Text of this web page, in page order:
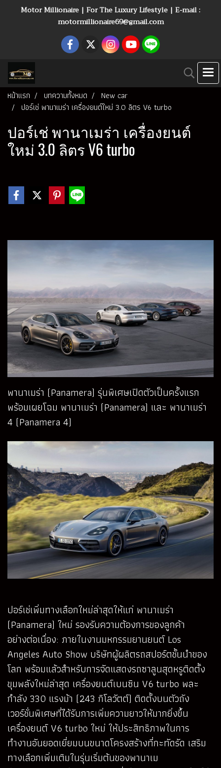
Motor Millionaire | For The Luxury Lifestyle | E-mail :
motormillionaire69@gmail.com
หน้าแรก บทความทั้งหมด
New car
ปอร์เช่ พานาเมร่า เครื่องยนต์ใหม่ 3.0 ลิตร V6 turbo
ปอร์เช่ พานาเมร่า เครื่องยนต์
ใหม่ 3.0 ลิตร V6 turbo
พานาเมร่า (Panamera) รุ่นพิเศษเปิดตัวเป็นครั้งแรก
พร้อมเผยโฉม พานาเมร่า (Panamera) และ พานาเมร่า
4 (Panamera 4)
ปอร์เช่เพิ่มทางเลือกใหม่ล่าสุดให้แก่ พานาเมร่า
(Panamera) ใหม่ รองรับความต้องการของลูกค้า
อย่างต่อเนื่อง: ภายในงานมหกรรมยานยนต์ Los
Angeles Auto Show บริษัทผู้ผลิตรถสปอร์ตชั้นนำของ
โลก พร้อมแล้วสำหรับการจัดแสดงรถซาลูนสุดหรูติดตั้ง
ขุมพลังใหม่ล่าสุด เครื่องยนต์เบนซิน V6 turbo พละ
กำลัง 330 แรงม้า (243 กิโลวัตต์) ติดตั้งบนตัวถัง
เวอร์ชั่นพิเศษที่ได้รับการเพิ่มความยาวให้มากยิ่งขึ้น
เครื่องยนต์ V6 turbo ใหม่ ให้ประสิทธิภาพในการ
ทำงานอันยอดเยี่ยมบนขนาดโครงสร้างที่กะทัดรัด เสริม
ทางเลือกเพิ่มเติมในรุ่นเริ่มต้นของพานาเม